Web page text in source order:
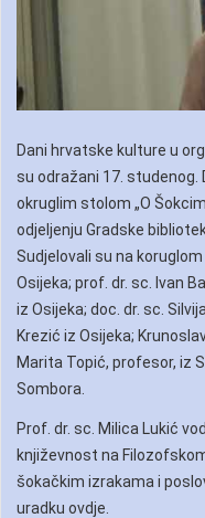
Dani hrvatske kulture u
su odražani 17. studenog.
okruglim stolom „O
odjeljenju Gradske
Sudjelovali su na
Osijeka; prof. dr. sc. Ivan
iz Osijeka; doc. dr. sc.
Krezić iz Osijeka;
Marita Topić, profesor, iz
Sombora.
Prof. dr. sc. Milica Lukić
književnost na
šokačkim izrakama i
uradku ovdje.